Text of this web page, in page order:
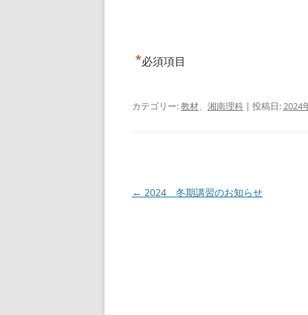
*必須項目
カテゴリー:教材、 湘南理科 | 投稿日:2024
投
← 2024 冬期講習のお知らせ